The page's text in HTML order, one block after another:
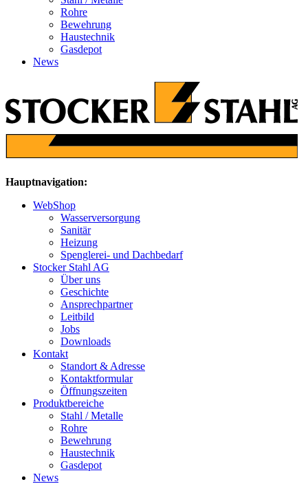
Rohre
Bewehrung
Haustechnik
Gasdepot
News
Hauptnavigation:
WebShop
Wasserversorgung
Sanitär
Heizung
Spenglerei- und Dachbedarf
Stocker Stahl AG
Über uns
Geschichte
Ansprechpartner
Leitbild
Jobs
Downloads
Kontakt
Standort & Adresse
Kontaktformular
Öffnungszeiten
Produktbereiche
Stahl / Metalle
Rohre
Bewehrung
Haustechnik
Gasdepot
News